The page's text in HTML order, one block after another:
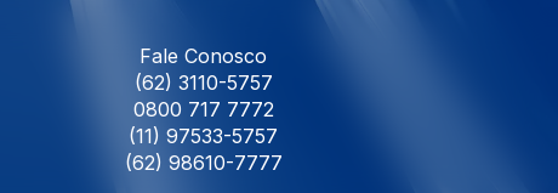
Fale Conosco
(62) 3110-5757
0800 717 7772
(11) 97533-5757
(62) 98610-7777